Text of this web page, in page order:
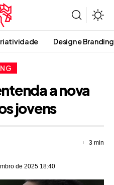
Design e Branding
a nova
jovens
de 2025 18:40
3 min